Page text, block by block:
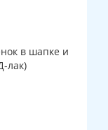
в шапке и
лак)